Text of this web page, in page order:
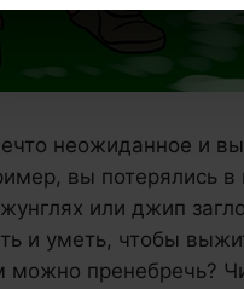
неожиданное и
вы потерялись в
или джип
и уметь, чтобы
пренебречь?